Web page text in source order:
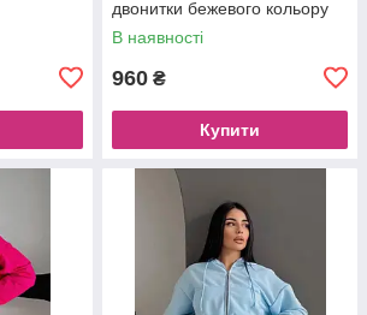
двонитки бежевого кольору
В наявності
960 ₴
Купити